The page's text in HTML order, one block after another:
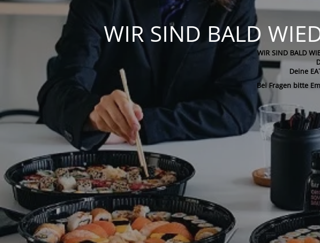
WIR SIND BALD
WIR SIND BALD
Deine
Bei Fragen bitte